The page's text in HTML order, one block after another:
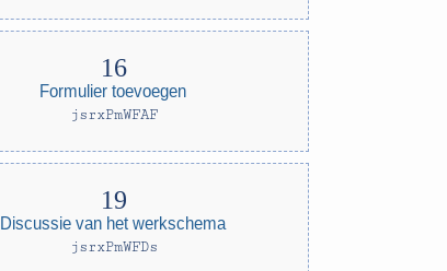
Formulier toevoegen
jsrxPmWFAF
Discussie van het werkschema
jsrxPmWFDs